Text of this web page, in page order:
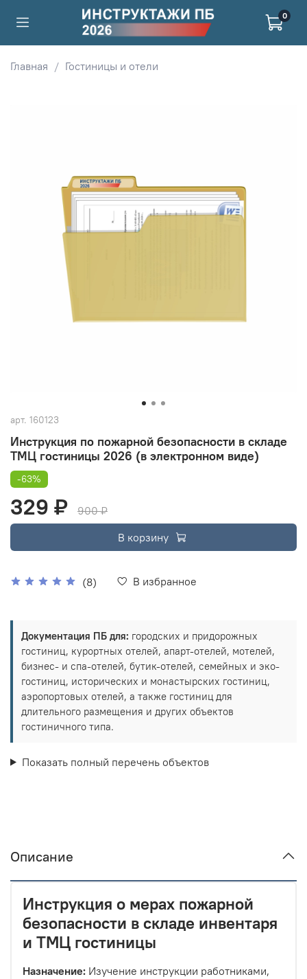
0
Главная Гостиницы и отели
арт. 160123
Инструкция по пожарной безопасности в складе
ТМЦ гостиницы 2026 (в электронном виде)
(8) В избранное
-63%
329 ₽
900 ₽
В корзину
Документация ПБ для: городских и придорожных
гостиниц, курортных отелей, апарт-отелей, мотелей,
бизнес- и спа-отелей, бутик-отелей, семейных и эко-
гостиниц, исторических и монастырских гостиниц,
аэропортовых отелей, а также гостиниц для
длительного размещения и других объектов
гостиничного типа.
Показать полный перечень объектов
Описание
Инструкция о мерах пожарной
безопасности в складе инвентаря
и ТМЦ гостиницы
Назначение: Изучение инструкции работниками,